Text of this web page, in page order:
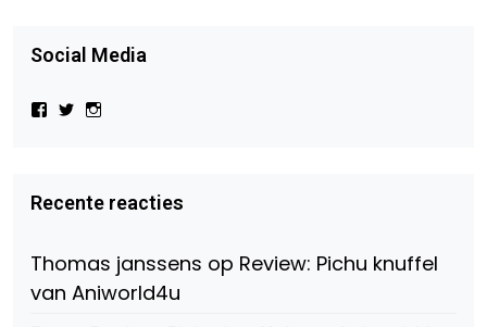
Social Media
Bekijk
Beauty-
147775071915783/?
Facebook
Bekijk
op
Twitter
op
Instagram
Recente reacties
Thomas janssens op Review: Pichu knuffel
van Aniworld4u